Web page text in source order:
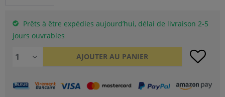
Prêts à être expédies aujourd’hui, délai de livraison 2-5
jours ouvrables
AJOUTER AU PANIER